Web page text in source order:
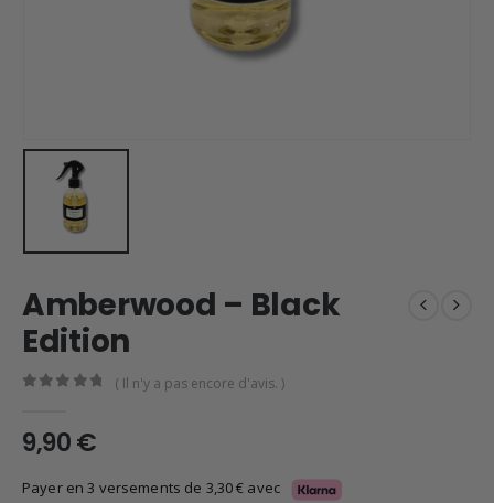
Amberwood – Black
Edition
( Il n'y a pas encore d'avis. )
9,90€
Payer en 3 versements de 3,30€ avec